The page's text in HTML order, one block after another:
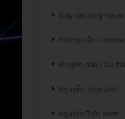
Giày cầu lông Yonex
Hướng dẫn / Review
Khuyến mãi / Ưu đãi
Nguyễn Thùy Linh
Nguyễn Tiến Minh